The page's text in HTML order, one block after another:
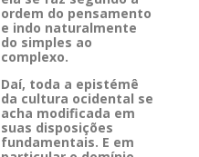
ordem do pensamento
e indo naturalmente
do simples ao
complexo.
Daí, toda a epistémê
da cultura ocidental se
acha modificada em
suas disposições
fundamentais. E em